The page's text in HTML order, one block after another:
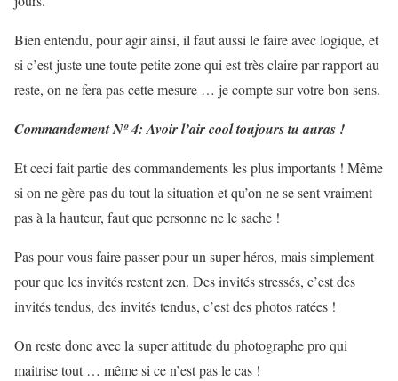
Bien entendu, pour agir ainsi, il faut aussi le faire avec logique, et
si c’est juste une toute petite zone qui est très claire par rapport au
reste, on ne fera pas cette mesure … je compte sur votre bon sens.
Commandement Nº 4: Avoir l’air cool toujours tu auras !
Et ceci fait partie des commandements les plus importants ! Même
si on ne gère pas du tout la situation et qu’on ne se sent vraiment
pas à la hauteur, faut que personne ne le sache !
Pas pour vous faire passer pour un super héros, mais simplement
pour que les invités restent zen. Des invités stressés, c’est des
invités tendus, des invités tendus, c’est des photos ratées !
On reste donc avec la super attitude du photographe pro qui
maitrise tout … même si ce n’est pas le cas !